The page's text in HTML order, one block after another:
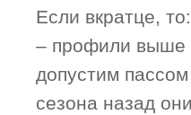
Если вкратце, то:
– профили выше
допустим
сезона назад